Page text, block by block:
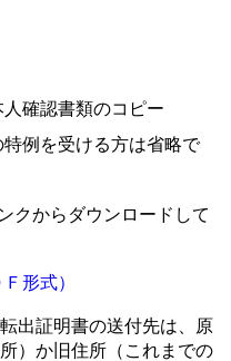
確認書類のコピー
例を受ける方は省略で
クからダウンロードして
形式）
出証明書の送付先は、原
）か旧住所（これまでの